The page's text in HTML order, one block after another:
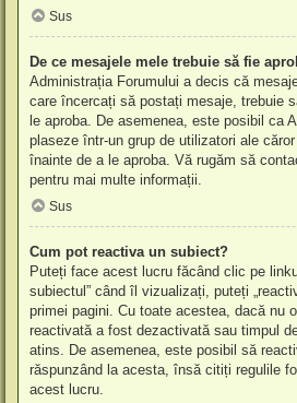
Sus
De ce mesajele mele trebuie să fie
Administrația Forumului a decis că
care încercați să postați mesaje, trebuie
le aproba. De asemenea, este posibil ca
plaseze într-un grup de utilizatori ale
înainte de a le aproba. Vă rugăm să
pentru mai multe informații.
Sus
Cum pot reactiva un subiect?
Puteți face acest lucru făcând clic pe
subiectul” când îl vizualizați, puteți
primei pagini. Cu toate acestea, dacă nu
reactivată a fost dezactivată sau timpul
atins. De asemenea, este posibil să
răspunzând la acesta, însă citiți regulile
acest lucru.